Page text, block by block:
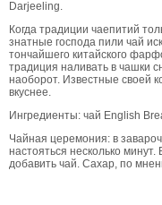
Darjeeling.
Когда традиции чаепитий
знатные господа пили чай
тончайшего китайского
традиция наливать в чашки
наоборот. Известные своей
вкуснее.
Ингредиенты: чай English
Чайная церемония: в
настояться несколько
добавить чай. Сахар, по